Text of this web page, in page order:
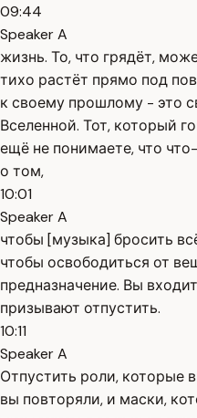
09:44
Speaker A
жизнь. То, что грядёт,
тихо растёт прямо под
к своему прошлому - это
Вселенной. Тот, который
ещё не понимаете, что
о том,
10:01
Speaker A
чтобы [музыка] бросить
чтобы освободиться от
предназначение. Вы
призывают отпустить.
10:11
Speaker A
Отпустить роли, которые
вы повторяли, и маски,